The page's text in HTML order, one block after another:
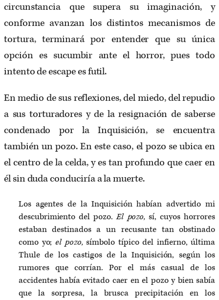
circunstancia que supera su imaginación, y
conforme avanzan los distintos mecanismos de
tortura, terminará por entender que su única
opción es sucumbir ante el horror, pues todo
intento de escape es futil.
En medio de sus reflexiones, del miedo, del repudio
a sus torturadores y de la resignación de saberse
condenado por la Inquisición, se encuentra
también un pozo. En este caso, el pozo se ubica en
el centro de la celda, y es tan profundo que caer en
él sin duda conduciría a la muerte.
Los agentes de la Inquisición habían advertido mi
descubrimiento del pozo.El pozo,sí, cuyos horrores
estaban destinados a un recusante tan obstinado
como yo;el pozo,símbolo típico del infierno, última
Thule de los castigos de la Inquisición, según los
rumores que corrían. Por el más casual de los
accidentes había evitado caer en el pozo y bien sabía
que la sorpresa, la brusca precipitación en los